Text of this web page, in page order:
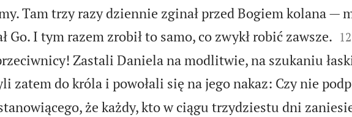
Tam trzy razy dziennie zginał przed Bogiem kolana —
Go. I tym razem zrobił to samo, co zwykł robić zawsze.
12
Zastali Daniela na modlitwie, na szukaniu
zatem do króla i powołali się na jego nakaz: Czy nie
że każdy, kto w ciągu trzydziestu dni